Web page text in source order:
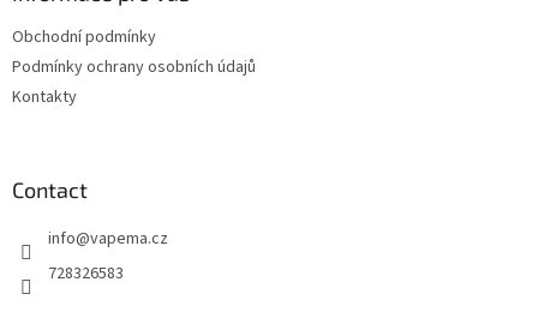
Obchodní podmínky
Podmínky ochrany osobních údajů
Kontakty
Contact
info@vapema.cz
728326583